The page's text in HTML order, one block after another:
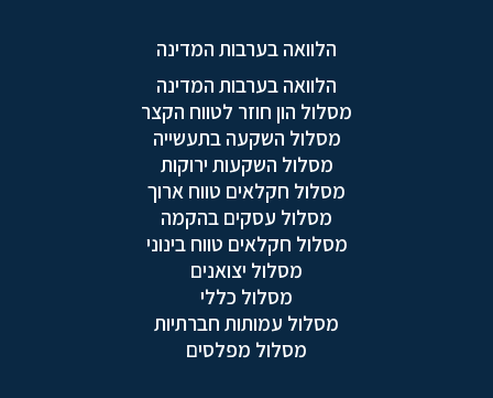
הלוואה בערבות המדינה
הלוואה בערבות המדינה
מסלול הון חוזר לטווח הקצר
מסלול השקעה בתעשייה
מסלול השקעות ירוקות
מסלול חקלאים טווח ארוך
מסלול עסקים בהקמה
מסלול חקלאים טווח בינוני
מסלול יצואנים
מסלול כללי
מסלול עמותות חברתיות
מסלול מפלסים